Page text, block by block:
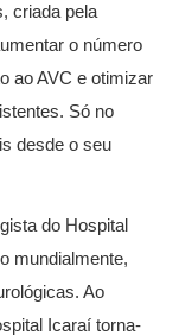
criada pela
o número
ao AVC e otimizar
Só no
desde o seu
do Hospital
mundialmente,
Ao
Icaraí torna-